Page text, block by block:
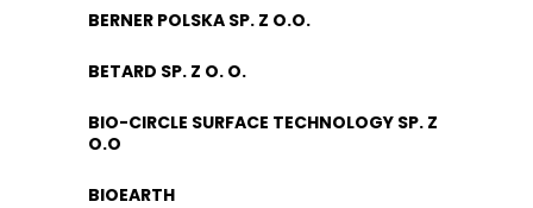
BERNER POLSKA SP. Z O.O.
BETARD SP. Z O. O.
BIO-CIRCLE SURFACE TECHNOLOGY SP. Z
O.O
BIOEARTH